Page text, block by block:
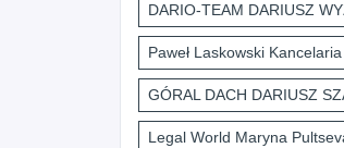
DARIO-TEAM DARIUSZ
Paweł Laskowski
GÓRAL DACH DARIUSZ
Legal World Maryna